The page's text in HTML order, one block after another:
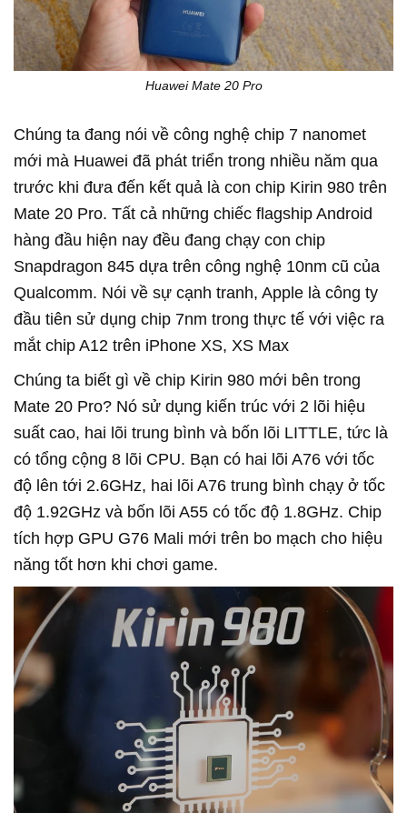
Huawei Mate 20 Pro
Chúng ta đang nói về công nghệ chip 7 nanomet
mới mà Huawei đã phát triển trong nhiều năm qua
trước khi đưa đến kết quả là con chip Kirin 980 trên
Mate 20 Pro. Tất cả những chiếc flagship Android
hàng đầu hiện nay đều đang chạy con chip
Snapdragon 845 dựa trên công nghệ 10nm cũ của
Qualcomm. Nói về sự cạnh tranh, Apple là công ty
đầu tiên sử dụng chip 7nm trong thực tế với việc ra
mắt chip A12 trên iPhone XS, XS Max
Chúng ta biết gì về chip Kirin 980 mới bên trong
Mate 20 Pro? Nó sử dụng kiến trúc với 2 lõi hiệu
suất cao, hai lõi trung bình và bốn lõi LITTLE, tức là
có tổng cộng 8 lõi CPU. Bạn có hai lõi A76 với tốc
độ lên tới 2.6GHz, hai lõi A76 trung bình chạy ở tốc
độ 1.92GHz và bốn lõi A55 có tốc độ 1.8GHz. Chip
tích hợp GPU G76 Mali mới trên bo mạch cho hiệu
năng tốt hơn khi chơi game.